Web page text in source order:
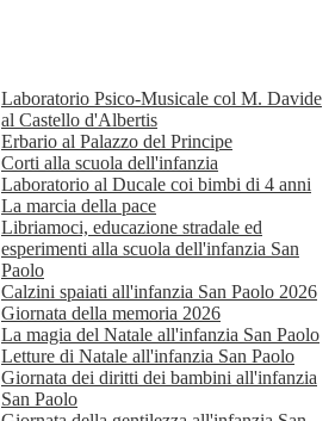
Laboratorio Psico-Musicale col M. Davide
al Castello d'Albertis
Erbario al Palazzo del Principe
Corti alla scuola dell'infanzia
Laboratorio al Ducale coi bimbi di 4 anni
La marcia della pace
Libriamoci, educazione stradale ed
esperimenti alla scuola dell'infanzia San
Paolo
Calzini spaiati all'infanzia San Paolo 2026
Giornata della memoria 2026
La magia del Natale all'infanzia San Paolo
Letture di Natale all'infanzia San Paolo
Giornata dei diritti dei bambini all'infanzia
San Paolo